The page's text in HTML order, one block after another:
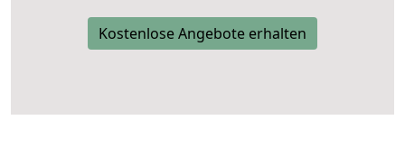
Kostenlose Angebote erhalten